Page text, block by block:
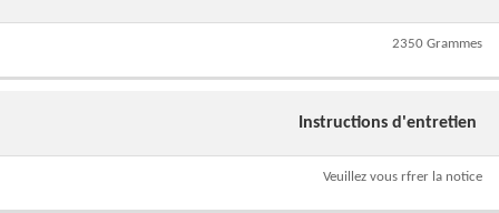
2350 Grammes
Instructions d'entretien
Veuillez vous rfrer la notice